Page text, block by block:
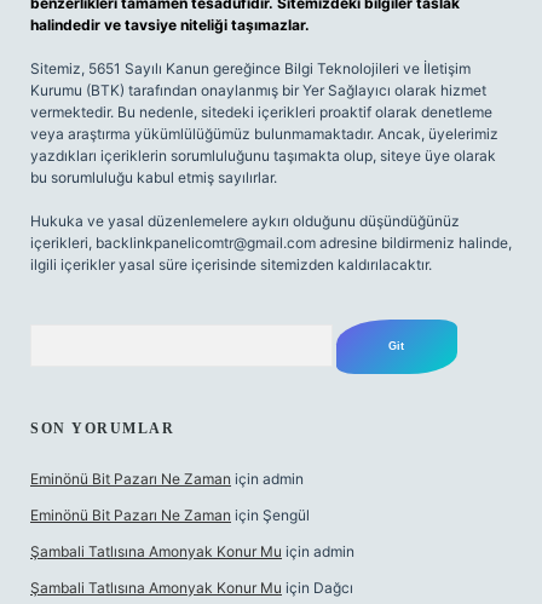
halindedir ve tavsiye niteliği taşımazlar.
Sitemiz, 5651 Sayılı Kanun gereğince Bilgi Teknolojileri ve İletişim
Kurumu (BTK) tarafından onaylanmış bir Yer Sağlayıcı olarak hizmet
vermektedir. Bu nedenle, sitedeki içerikleri proaktif olarak denetleme
veya araştırma yükümlülüğümüz bulunmamaktadır. Ancak, üyelerimiz
yazdıkları içeriklerin sorumluluğunu taşımakta olup, siteye üye olarak
bu sorumluluğu kabul etmiş sayılırlar.
Hukuka ve yasal düzenlemelere aykırı olduğunu düşündüğünüz
içerikleri, backlinkpanelicomtr@gmail.com adresine bildirmeniz halinde,
ilgili içerikler yasal süre içerisinde sitemizden kaldırılacaktır.
SON YORUMLAR
Eminönü Bit Pazarı Ne Zaman için admin
Eminönü Bit Pazarı Ne Zaman için Şengül
Şambali Tatlısına Amonyak Konur Mu için admin
Şambali Tatlısına Amonyak Konur Mu için Dağcı